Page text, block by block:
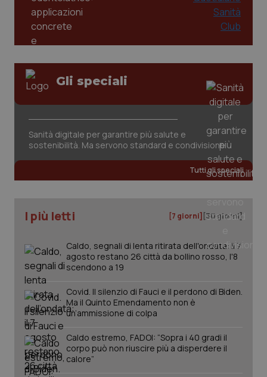
Gli speciali
Sanità digitale per garantire più salute e
sostenibilità. Ma servono standard e condivisione
Tutti gli speciali
I più letti [7 giorni] [30 giorni]
Caldo, segnali di lenta ritirata dell'ondata: il 7
agosto restano 26 città da bollino rosso, l'8
scendono a 19
Covid. Il silenzio di Fauci e il perdono di Biden.
Ma il Quinto Emendamento non è
un’ammissione di colpa
Caldo estremo, FADOI: “Sopra i 40 gradi il
corpo può non riuscire più a disperdere il
calore”
CookieScript
5
tracking-sites-ironfish-
tracking-enable
www.quotidianosanita.it
session-id